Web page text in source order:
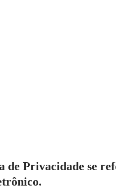
de Privacidade se